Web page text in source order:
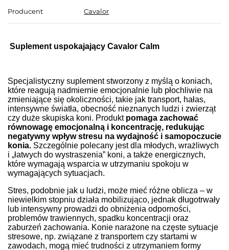
Producent
Cavalor
Suplement uspokajający Cavalor Calm
Specjalistyczny suplement stworzony z myślą o koniach,
które reagują nadmiernie emocjonalnie lub płochliwie na
zmieniające się okoliczności, takie jak transport, hałas,
intensywne światła, obecność nieznanych ludzi i zwierząt
czy duże skupiska koni. Produkt pomaga zachować
równowagę emocjonalną i koncentrację, redukując
negatywny wpływ stresu na wydajność i samopoczucie
konia. Szczególnie polecany jest dla młodych, wrażliwych
i „łatwych do wystraszenia” koni, a także energicznych,
które wymagają wsparcia w utrzymaniu spokoju w
wymagających sytuacjach.
Stres, podobnie jak u ludzi, może mieć różne oblicza – w
niewielkim stopniu działa mobilizująco, jednak długotrwały
lub intensywny prowadzi do obniżenia odporności,
problemów trawiennych, spadku koncentracji oraz
zaburzeń zachowania. Konie narażone na częste sytuacje
stresowe, np. związane z transportem czy startami w
zawodach, mogą mieć trudności z utrzymaniem formy